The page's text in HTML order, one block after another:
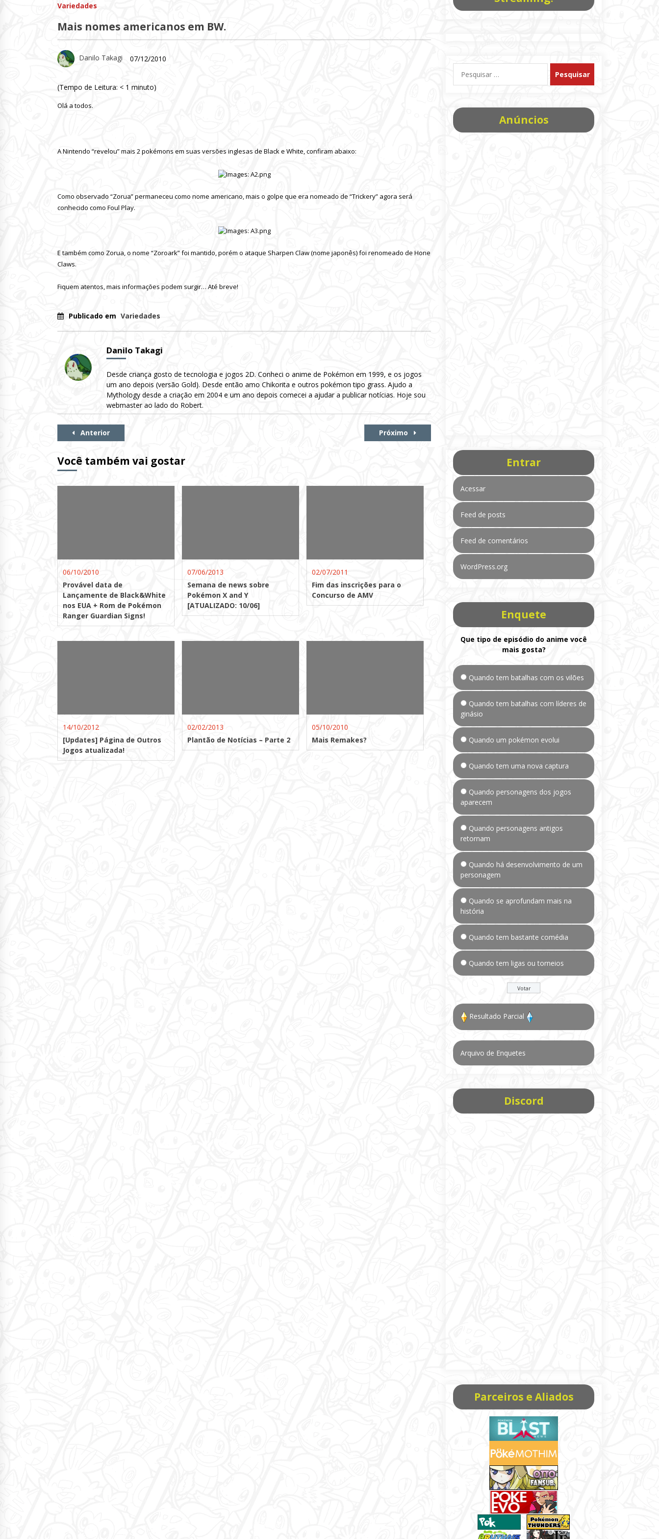
Variedades
Mais nomes americanos em BW.
Danilo Takagi 07/12/2010
(Tempo de Leitura: < 1 minuto)
Olá a todos.
A Nintendo “revelou” mais 2 pokémons em suas versões inglesas de Black e White, confiram abaixo:
Como observado “Zorua” permaneceu como nome americano, mais o golpe que era nomeado de “Trickery” agora será
conhecido como Foul Play.
E também como Zorua, o nome “Zoroark” foi mantido, porém o ataque Sharpen Claw (nome japonês) foi renomeado de Hone
Claws.
Fiquem atentos, mais informações podem surgir… Até breve!
Publicado em Variedades
Danilo Takagi
Desde criança gosto de tecnologia e jogos 2D. Conheci o anime de Pokémon em 1999, e os jogos
um ano depois (versão Gold). Desde então amo Chikorita e outros pokémon tipo grass. Ajudo a
Mythology desde a criação em 2004 e um ano depois comecei a ajudar a publicar notícias. Hoje sou
webmaster ao lado do Robert.
Continue
Anterior Próximo
Você também vai gostar
06/10/2010
Provável data de
Lançamente de Black&White
nos EUA + Rom de Pokémon
Ranger Guardian Signs!
07/06/2013
Semana de news sobre
Pokémon X and Y
[ATUALIZADO: 10/06]
02/07/2011
Fim das inscrições para o
Concurso de AMV
14/10/2012
[Updates] Página de Outros
Jogos atualizada!
02/02/2013
Plantão de Notícias – Parte 2
05/10/2010
Mais Remakes?
por:
Anúncios
Entrar
Acessar
Feed de posts
Feed de comentários
WordPress.org
Enquete
Que tipo de episódio do anime você
mais gosta?
Quando tem batalhas com os vilões
Quando tem batalhas com líderes de
ginásio
Quando um pokémon evolui
Quando tem uma nova captura
Quando personagens dos jogos
aparecem
Quando personagens antigos
retornam
Quando há desenvolvimento de um
personagem
Quando se aprofundam mais na
história
Quando tem bastante comédia
Quando tem ligas ou torneios
Resultado Parcial
Arquivo de Enquetes
Discord
Parceiros e Aliados